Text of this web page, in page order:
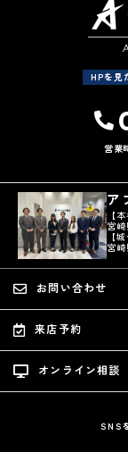
HPを見
営業
ア
【
宮
【
宮
お問い合わせ
来店予約
オンライン相談
SNS